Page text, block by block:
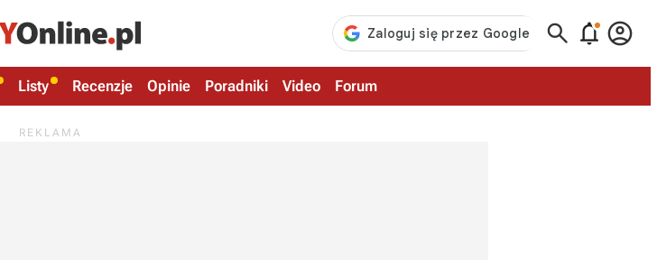
  
Listy Recenzje Opinie Poradniki Video Forum